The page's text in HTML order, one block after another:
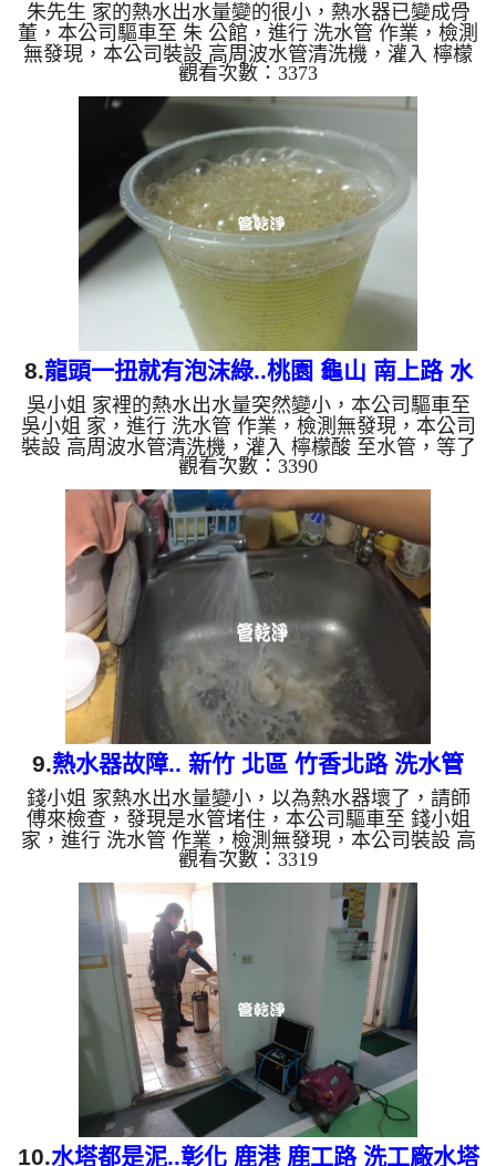
清洗水管
朱先生 家的熱水出水量變的很小，熱水器已變成骨
董，本公司驅車至 朱 公館，進行 洗水管 作業，檢測
無發現，本公司裝設 高周波水管清洗機，灌入 檸檬
酸 至水管，等了約15分，開啟 水管清洗機 ，啟動 螺
旋波 模式，一洗就出黃色髒水，看起來像是泡沫奶
茶，二個多小時後，出水乾淨出水量恢復了。 如是
自來水，如水管老化，會產生鐵鏽跟泥沙堆積，洗出
來的水就會是咖啡色，地下水含有氧化錳，管壁上會
結成黑色管垢，洗出來的水會跟石油一樣黑，有些洗
出綠色的水，是因為裡面有銅的物質，生鏽產生銅
綠，如是藍色的水，是...
觀看次數：3373
8.龍頭一扭就有泡沫綠..桃園 龜山 南上路 水
管清洗
吳小姐 家裡的熱水出水量突然變小，本公司驅車至
吳小姐 家，進行 洗水管 作業，檢測無發現，本公司
裝設 高周波水管清洗機，灌入 檸檬酸 至水管，等了
約15分，開啟 水管清洗機 ，啟動 螺旋波 模式，一洗
就出黃色髒水，顏色越來越深，二個多小時後，出水
變乾淨出水量恢復了。 如是自來水，如水管老化，
會產生鐵鏽跟泥沙堆積，洗出來的水就會是咖啡色，
地下水含有氧化錳，管壁上會結成黑色管垢，洗出來
的水會跟石油一樣黑，有些洗出綠色的水，是因為裡
面有銅的物質，生鏽產生銅綠，如是藍色的水，是因
為水龍頭合金的養...
觀看次數：3390
9.熱水器故障.. 新竹 北區 竹香北路 洗水管
錢小姐 家熱水出水量變小，以為熱水器壞了，請師
傅來檢查，發現是水管堵住，本公司驅車至 錢小姐
家，進行 洗水管 作業，檢測無發現，本公司裝設 高
周波水管清洗機，灌入 檸檬酸 至水管，等了約15
分，開啟 水管清洗機 ，啟動 螺旋波 模式，剛開始就
洗出髒水，顏色越來越深，二個多小時後，出水變乾
淨出水量恢復了。 如是自來水，如水管老化，會產
生鐵鏽跟泥沙堆積，洗出來的水就會是咖啡色，地下
水含有氧化錳，管壁上會結成黑色管垢，洗出來的水
會跟石油一樣黑，有些洗出綠色的水，是因為裡面有
銅的物質，生鏽產生銅...
觀看次數：3319
10.水塔都是泥..彰化 鹿港 鹿工路 洗工廠水塔